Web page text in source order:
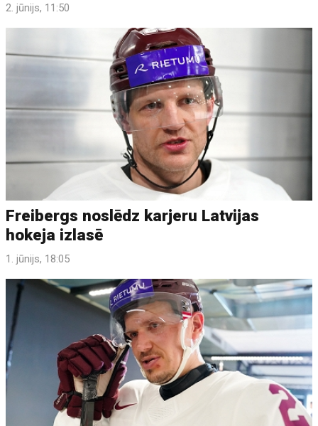
2. jūnijs, 11:50
Freibergs noslēdz karjeru Latvijas
hokeja izlasē
1. jūnijs, 18:05